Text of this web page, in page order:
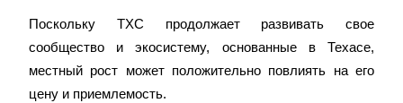
Партнеры Bitrue
До 65% комиссии!
Поскольку TXC продолжает развивать свое
сообщество и экосистему, основанные в Техасе,
местный рост может положительно повлиять на его
цену и приемлемость.